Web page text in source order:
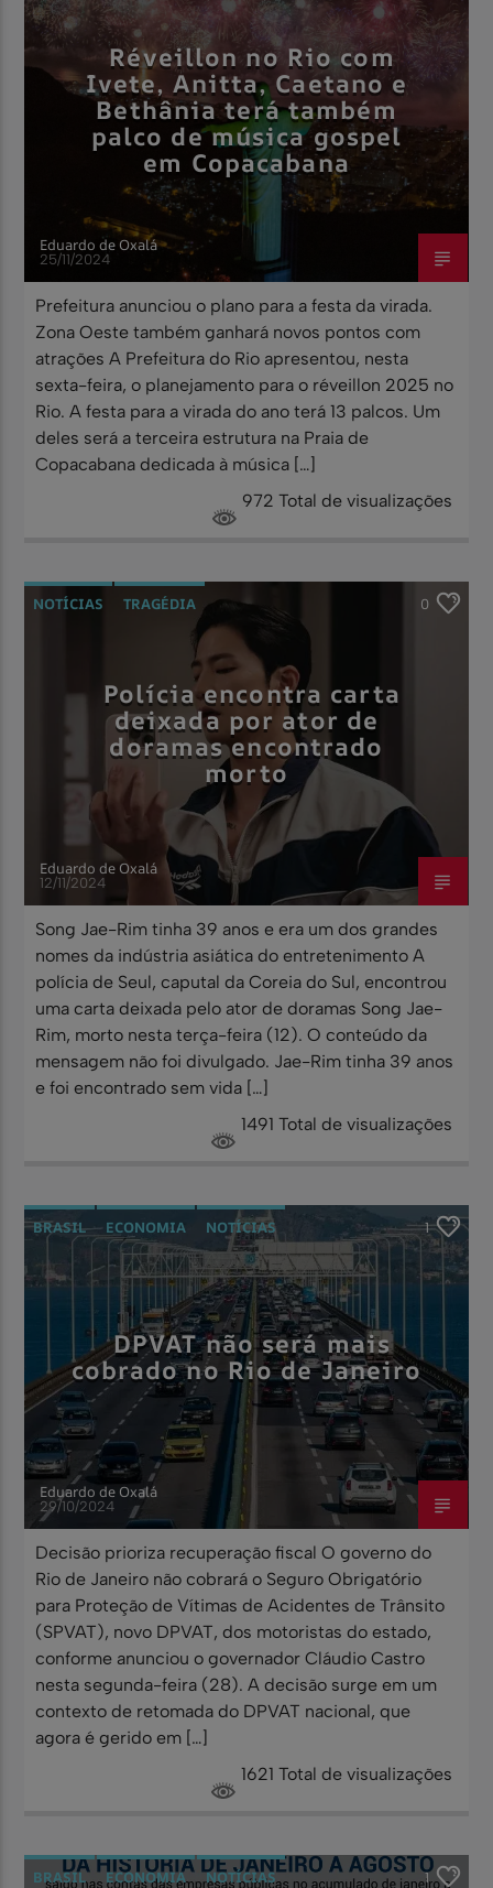
Réveillon no Rio com
Ivete, Anitta, Caetano e
Bethânia terá também
palco de música gospel
em Copacabana
Eduardo de Oxalá
25/11/2024
Prefeitura anunciou o plano para a festa da virada.
Zona Oeste também ganhará novos pontos com
atrações A Prefeitura do Rio apresentou, nesta
sexta-feira, o planejamento para o réveillon 2025 no
Rio. A festa para a virada do ano terá 13 palcos. Um
deles será a terceira estrutura na Praia de
Copacabana dedicada à música […]
972 Total de visualizações
NOTÍCIAS TRAGÉDIA 0
Polícia encontra carta
deixada por ator de
doramas encontrado
morto
Eduardo de Oxalá
12/11/2024
Song Jae-Rim tinha 39 anos e era um dos grandes
nomes da indústria asiática do entretenimento A
polícia de Seul, caputal da Coreia do Sul, encontrou
uma carta deixada pelo ator de doramas Song Jae-
Rim, morto nesta terça-feira (12). O conteúdo da
mensagem não foi divulgado. Jae-Rim tinha 39 anos
e foi encontrado sem vida […]
1491 Total de visualizações
BRASIL ECONOMIA NOTÍCIAS 1
DPVAT não será mais
cobrado no Rio de Janeiro
Eduardo de Oxalá
29/10/2024
Decisão prioriza recuperação fiscal O governo do
Rio de Janeiro não cobrará o Seguro Obrigatório
para Proteção de Vítimas de Acidentes de Trânsito
(SPVAT), novo DPVAT, dos motoristas do estado,
conforme anunciou o governador Cláudio Castro
nesta segunda-feira (28). A decisão surge em um
contexto de retomada do DPVAT nacional, que
agora é gerido em […]
1621 Total de visualizações
BRASIL ECONOMIA
NOTÍCIAS
1